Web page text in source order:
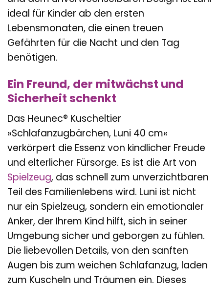
ideal für Kinder ab den ersten
Lebensmonaten, die einen treuen
Gefährten für die Nacht und den Tag
benötigen.
Ein Freund, der mitwächst und
Sicherheit schenkt
Das Heunec® Kuscheltier
»Schlafanzugbärchen, Luni 40 cm«
verkörpert die Essenz von kindlicher Freude
und elterlicher Fürsorge. Es ist die Art von
Spielzeug, das schnell zum unverzichtbaren
Teil des Familienlebens wird. Luni ist nicht
nur ein Spielzeug, sondern ein emotionaler
Anker, der Ihrem Kind hilft, sich in seiner
Umgebung sicher und geborgen zu fühlen.
Die liebevollen Details, von den sanften
Augen bis zum weichen Schlafanzug, laden
zum Kuscheln und Träumen ein. Dieses